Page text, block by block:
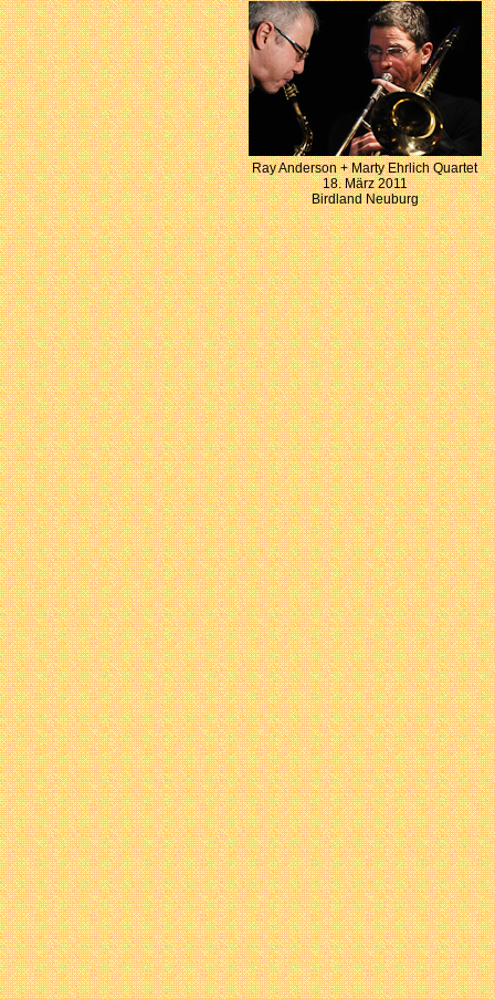
Ray Anderson + Marty Ehrlich Quartet
18. März 2011
Birdland Neuburg